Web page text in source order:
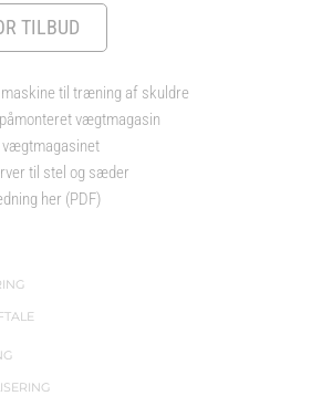
TILBUD
til træning af skuldre
vægtmagasin
til stel og sæder
her (PDF)